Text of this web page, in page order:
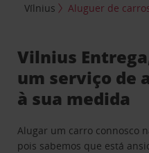
Vílnius
Aluguer de
Vilnius
um serviço de
à sua medida
Alugar um carro connosco
pois sabemos que está